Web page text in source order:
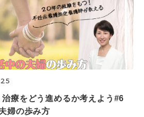
療をどう進めるか考えよう#6
婦の歩み方